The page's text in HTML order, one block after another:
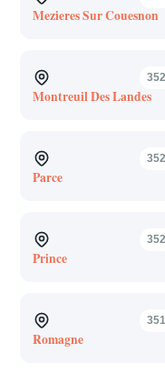
Mezieres Sur Couesnon
Montreuil Des Landes
Parce
Prince
Romagne